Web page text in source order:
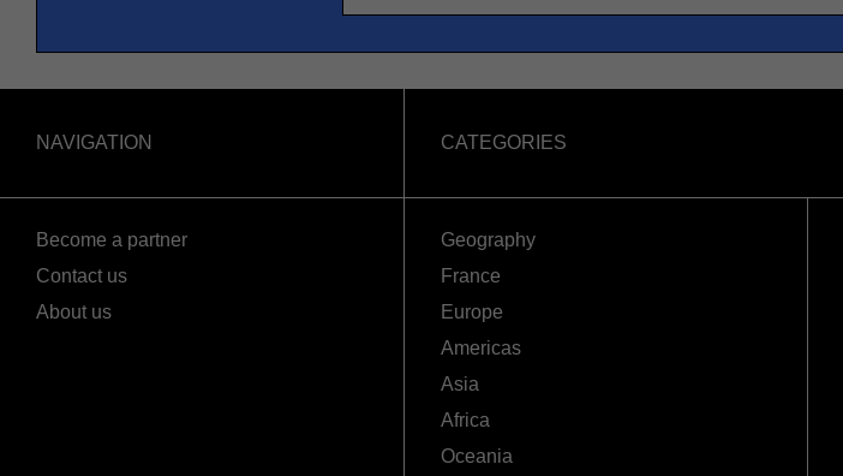
NAVIGATION
Become a partner
Contact us
About us
CATEGORIES
Geography
France
Europe
Americas
Asia
Africa
Oceania